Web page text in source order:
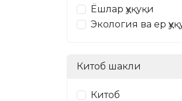
Ёшлар ҳуқуқи
Экология ва ер
Китоб шакли
Китоб